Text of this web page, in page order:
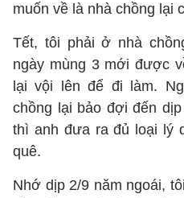
muốn về là nhà chồng lại
Tết, tôi phải ở nhà
ngày mùng 3 mới được
lại vội lên để đi làm.
chồng lại bảo đợi đến
thì anh đưa ra đủ loại lý
quê.
Nhớ dịp 2/9 năm ngoái,